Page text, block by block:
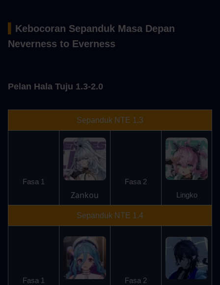
Kebocoran Sepanduk Masa Depan
Neverness to Everness
Pelan Hala Tuju 1.3-2.0
Sepanduk NTE 1.3
Fasa 1
Zankou
Fasa 2
Lingko
Sepanduk NTE 1.4
Fasa 1
Fasa 2